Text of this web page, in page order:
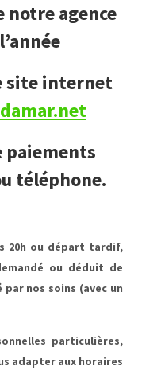
notre agence
site internet
paiements
téléphone.
20h ou départ tardif,
ou déduit de
nos soins (avec un
particulières,
adapter aux horaires